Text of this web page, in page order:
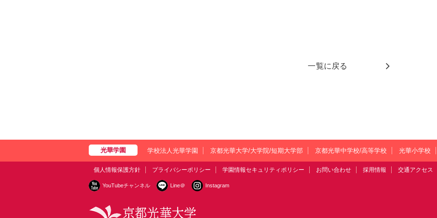
一覧に戻る
学校法人光華学園 京都光華大学/大学院/短期大学部 京都光華中学校/高等学校 光華小学校
個人情報保護方針 プライバシーポリシー 学園情報セキュリティポリシー お問い合わせ 採用情報 交通アクセス
YouTubeチャンネル Line＠ Instagram